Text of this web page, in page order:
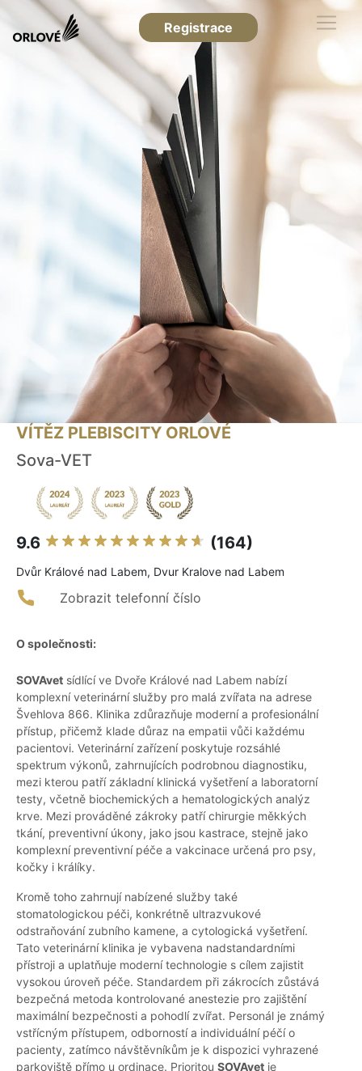
Registrace
VÍTĚZ PLEBISCITY ORLOVÉ
Sova-VET
9.6 (164)
Dvůr Králové nad Labem, Dvur Kralove nad Labem
Zobrazit telefonní číslo
O společnosti:
SOVAvet sídlící ve Dvoře Králové nad Labem nabízí
komplexní veterinární služby pro malá zvířata na adrese
Švehlova 866. Klinika zdůrazňuje moderní a profesionální
přístup, přičemž klade důraz na empatii vůči každému
pacientovi. Veterinární zařízení poskytuje rozsáhlé
spektrum výkonů, zahrnujících podrobnou diagnostiku,
mezi kterou patří základní klinická vyšetření a laboratorní
testy, včetně biochemických a hematologických analýz
krve. Mezi prováděné zákroky patří chirurgie měkkých
tkání, preventivní úkony, jako jsou kastrace, stejně jako
komplexní preventivní péče a vakcinace určená pro psy,
kočky i králíky.
Kromě toho zahrnují nabízené služby také
stomatologickou péči, konkrétně ultrazvukové
odstraňování zubního kamene, a cytologická vyšetření.
Tato veterinární klinika je vybavena nadstandardními
přístroji a uplatňuje moderní technologie s cílem zajistit
vysokou úroveň péče. Standardem při zákrocích zůstává
bezpečná metoda kontrolované anestezie pro zajištění
maximální bezpečnosti a pohodlí zvířat. Personál je známý
vstřícným přístupem, odborností a individuální péčí o
pacienty, zatímco návštěvníkům je k dispozici vyhrazené
parkoviště přímo u ordinace. Prioritou SOVAvet je